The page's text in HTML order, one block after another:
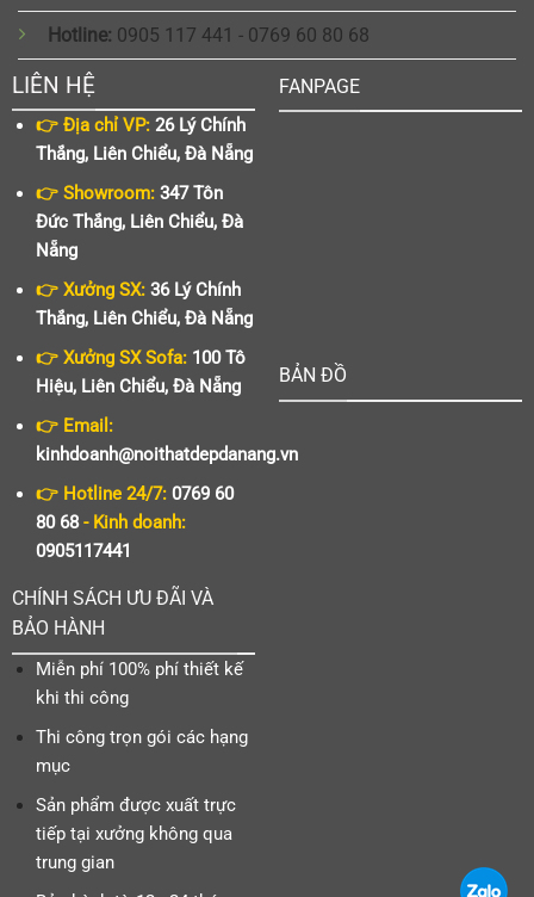
Hotline: 0905 117 441 - 0769 60 80 68
LIÊN HỆ
👉 Địa chỉ VP:26 Lý Chính
Thắng, Liên Chiểu, Đà Nẵng
👉 Showroom:347 Tôn
Đức Thắng, Liên Chiểu, Đà
Nẵng
👉 Xưởng SX:36 Lý Chính
Thắng, Liên Chiểu, Đà Nẵng
👉 Xưởng SX Sofa:100 Tô
Hiệu, Liên Chiểu, Đà Nẵng
👉 Email:
kinhdoanh@noithatdepdanang.vn
👉 Hotline 24/7:0769 60
80 68- Kinh doanh:
0905117441
CHÍNH SÁCH ƯU ĐÃI VÀ
BẢO HÀNH
Miễn phí 100% phí thiết kế
khi thi công
Thi công trọn gói các hạng
mục
Sản phẩm được xuất trực
tiếp tại xưởng không qua
trung gian
FANPAGE
BẢN ĐỒ